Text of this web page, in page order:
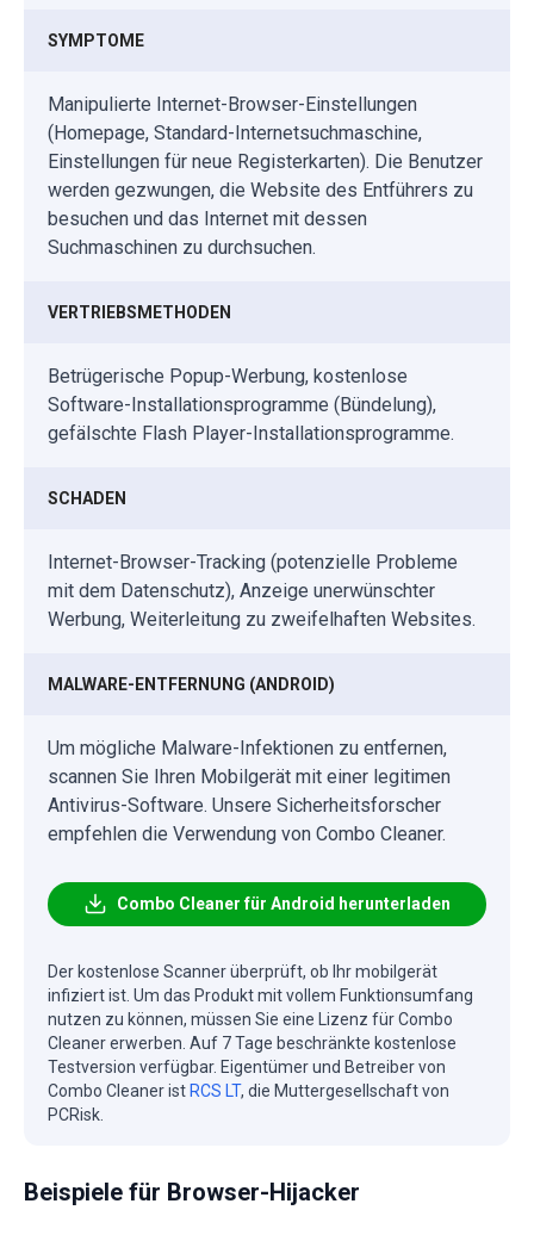
SYMPTOME
Manipulierte Internet-Browser-Einstellungen
(Homepage, Standard-Internetsuchmaschine,
Einstellungen für neue Registerkarten). Die Benutzer
werden gezwungen, die Website des Entführers zu
besuchen und das Internet mit dessen
Suchmaschinen zu durchsuchen.
VERTRIEBSMETHODEN
Betrügerische Popup-Werbung, kostenlose
Software-Installationsprogramme (Bündelung),
gefälschte Flash Player-Installationsprogramme.
SCHADEN
Internet-Browser-Tracking (potenzielle Probleme
mit dem Datenschutz), Anzeige unerwünschter
Werbung, Weiterleitung zu zweifelhaften Websites.
MALWARE-ENTFERNUNG (ANDROID)
Um mögliche Malware-Infektionen zu entfernen,
scannen Sie Ihren Mobilgerät mit einer legitimen
Antivirus-Software. Unsere Sicherheitsforscher
empfehlen die Verwendung von Combo Cleaner.
Combo Cleaner für Android herunterladen
Der kostenlose Scanner überprüft, ob Ihr mobilgerät
infiziert ist. Um das Produkt mit vollem Funktionsumfang
nutzen zu können, müssen Sie eine Lizenz für Combo
Cleaner erwerben. Auf 7 Tage beschränkte kostenlose
Testversion verfügbar. Eigentümer und Betreiber von
Combo Cleaner ist RCS LT, die Muttergesellschaft von
PCRisk.
Beispiele für Browser-Hijacker